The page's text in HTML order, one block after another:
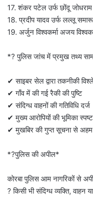
17. शंकर पटेल उर्फ छोंदू जोधराम
18. प्रदीप यादव उर्फ लल्लू
19. अर्जुन विश्वकर्मा अजय
*? पुलिस जांच में प्रमुख तथ्य
✔ साइबर सेल द्वारा तकनीकी
✔ गाँव में की गई रैकी की पुष्टि
✔ संदिग्ध वाहनों की गतिविधि दर्ज
✔ मुख्य आरोपियों की भूमिका स्पष्ट
✔ मुखबिर की गुप्त सूचना से अहम
*?पुलिस की अपील*
कोरबा पुलिस आम नागरिकों से
? किसी भी संदिग्ध व्यक्ति, वाहन